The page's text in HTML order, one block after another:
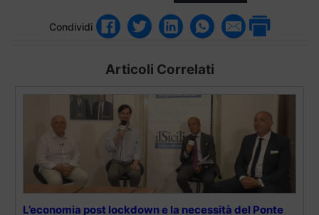
Condividi
Articoli Correlati
L’economia post lockdown e la necessità del Ponte